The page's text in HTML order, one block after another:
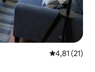
Średnia
4,81 (21)